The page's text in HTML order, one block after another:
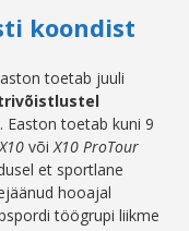
koondist
toetab juuli
Easton toetab kuni 9
X10 või X10 ProTour
et sportlane
hooajal
töögrupi liikme